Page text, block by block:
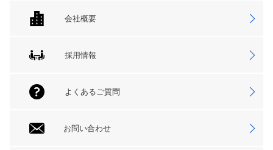
会社概要
採用情報
よくあるご質問
お問い合わせ